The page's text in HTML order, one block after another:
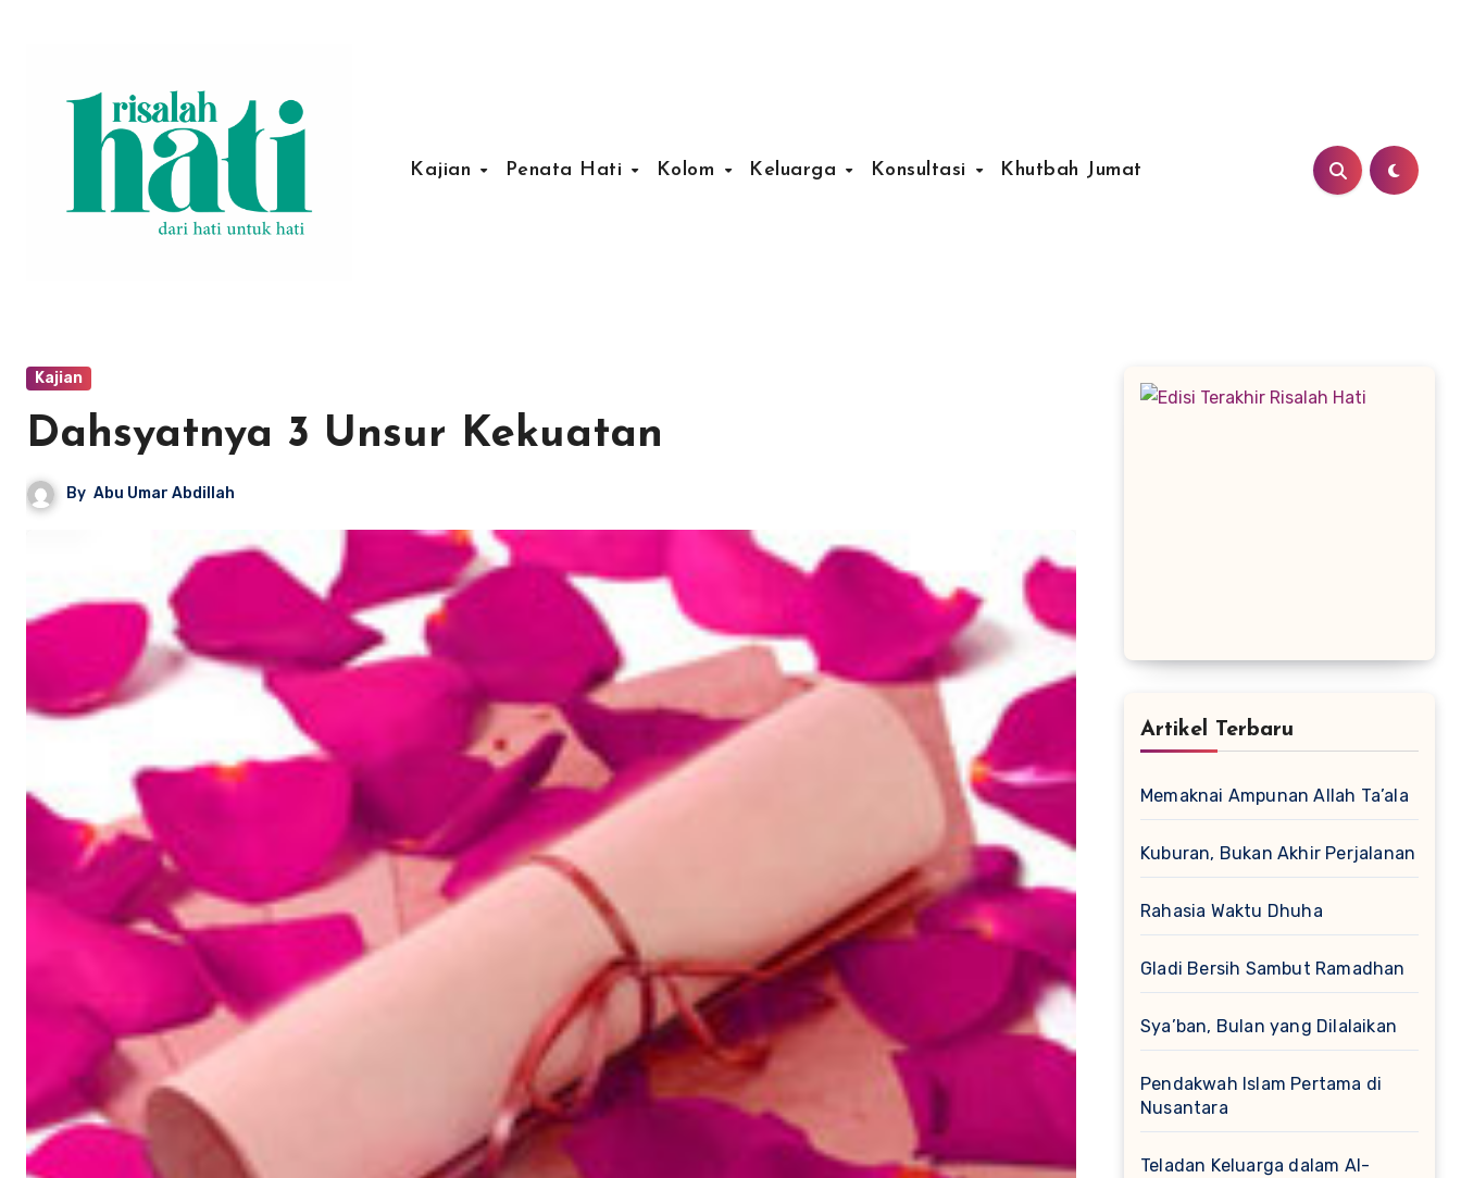
Kajian Penata Hati Kolom Keluarga Konsultasi Khutbah Jumat
Kajian
Dahsyatnya 3 Unsur Kekuatan
By Abu Umar Abdillah
Artikel Terbaru
Memaknai Ampunan Allah Ta’ala
Kuburan, Bukan Akhir Perjalanan
Rahasia Waktu Dhuha
Gladi Bersih Sambut Ramadhan
Sya’ban, Bulan yang Dilalaikan
Pendakwah Islam Pertama di
Nusantara
Teladan Keluarga dalam Al-